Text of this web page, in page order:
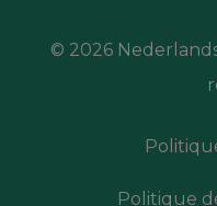
© 2026
Politique